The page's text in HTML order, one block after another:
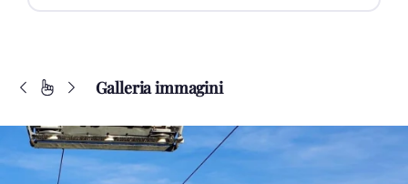
Galleria immagini